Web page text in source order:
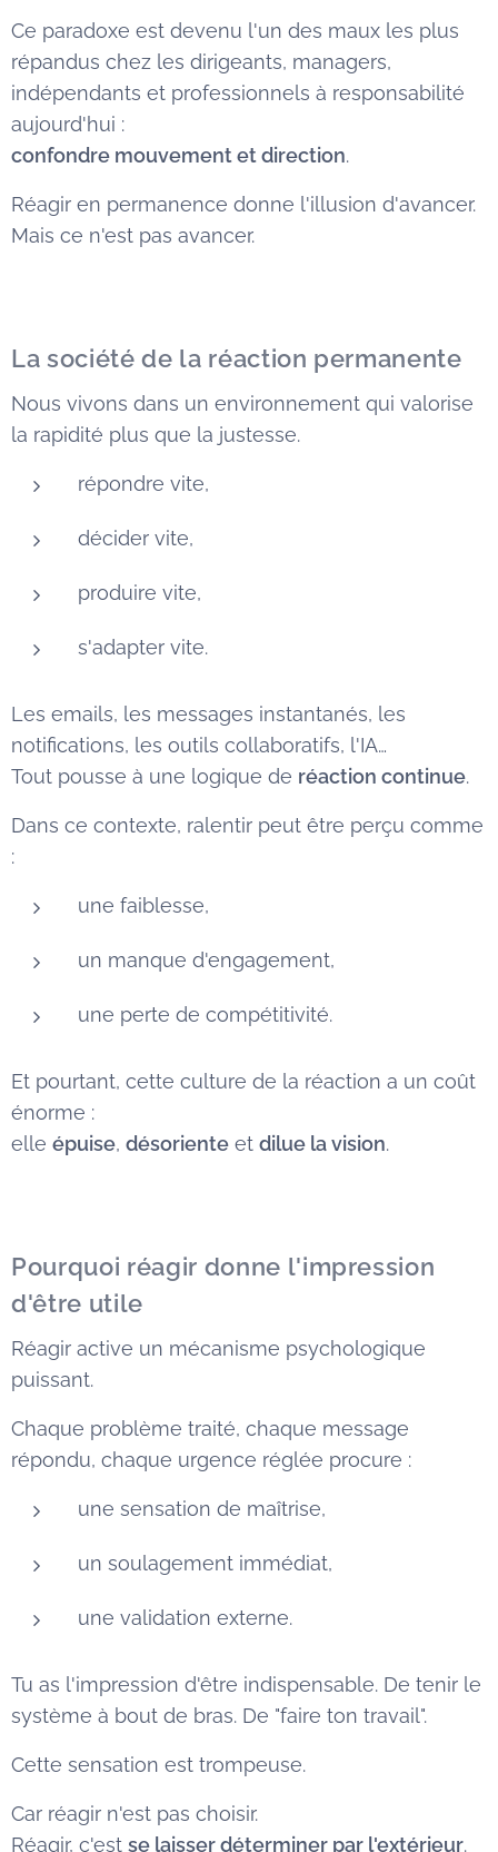
Ce paradoxe est devenu l'un des maux les plus
répandus chez les dirigeants, managers,
indépendants et professionnels à responsabilité
aujourd'hui :
confondre mouvement et direction.
Réagir en permanence donne l'illusion d'avancer.
Mais ce n'est pas avancer.
La société de la réaction permanente
Nous vivons dans un environnement qui valorise
la rapidité plus que la justesse.
répondre vite,
décider vite,
produire vite,
s'adapter vite.
Les emails, les messages instantanés, les
notifications, les outils collaboratifs, l'IA…
Tout pousse à une logique de réaction continue.
Dans ce contexte, ralentir peut être perçu comme
:
une faiblesse,
un manque d'engagement,
une perte de compétitivité.
Et pourtant, cette culture de la réaction a un coût
énorme :
elle épuise, désoriente et dilue la vision.
Pourquoi réagir donne l'impression
d'être utile
Réagir active un mécanisme psychologique
puissant.
Chaque problème traité, chaque message
répondu, chaque urgence réglée procure :
une sensation de maîtrise,
un soulagement immédiat,
une validation externe.
Tu as l'impression d'être indispensable. De tenir le
système à bout de bras. De "faire ton travail".
Cette sensation est trompeuse.
Car réagir n'est pas choisir.
Réagir, c'est se laisser déterminer par l'extérieur.